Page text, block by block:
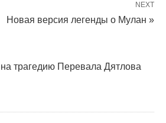
NEXT
Новая версия легенды о Мулан »
трагедию Перевала Дятлова